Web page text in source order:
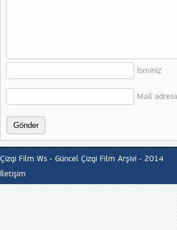
İsminiz
Mail
Çizgi Film Ws - Güncel Çizgi Film Arşivi - 2014
İletişim